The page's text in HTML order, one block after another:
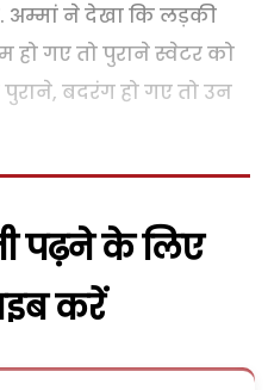
ने देखा कि लड़की
हो गए तो पुराने स्वेटर को
बदरंग हो गए तो उन
पढ़ने के लिए
करें